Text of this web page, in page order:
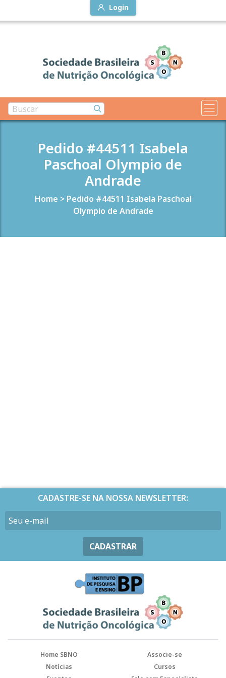
Login
Pedido #44511 Isabela
Paschoal Olympio de
Andrade
Home > Pedido #44511 Isabela Paschoal
Olympio de Andrade
CADASTRE-SE NA NOSSA NEWSLETTER:
CADASTRAR
Home SBNO
Associe-se
Notícias
Cursos